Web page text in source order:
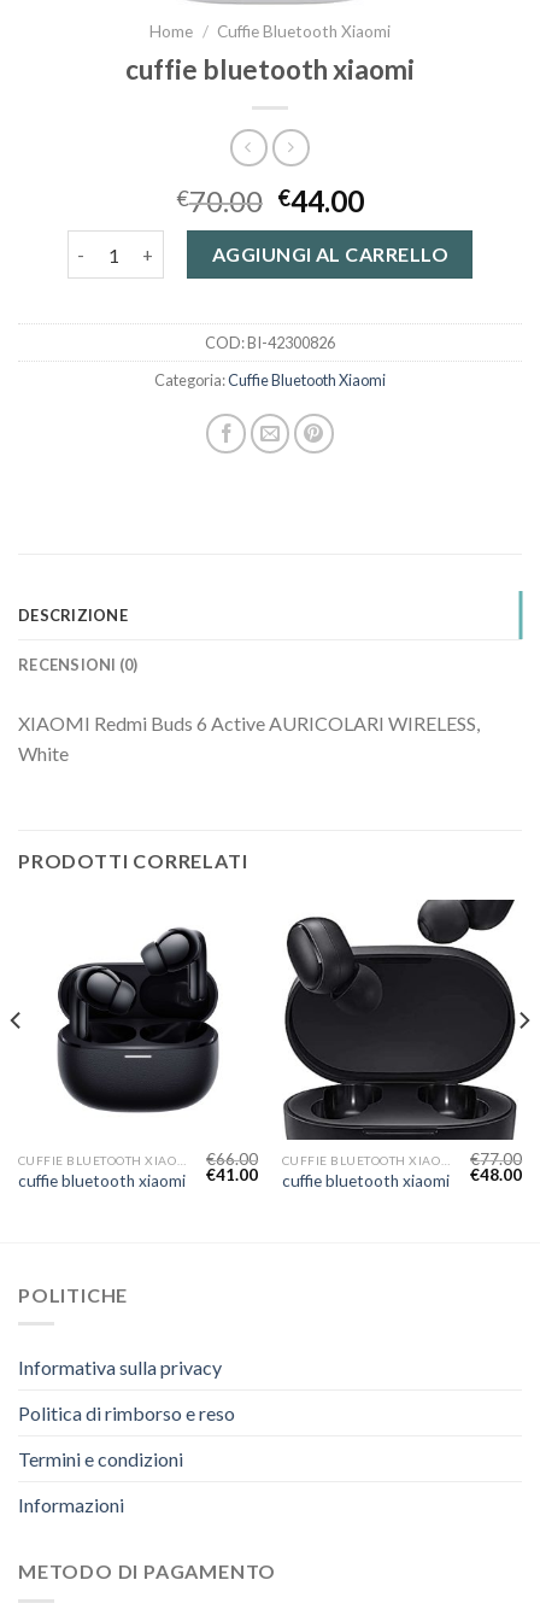
Home / Cuffie Bluetooth Xiaomi
cuffie bluetooth xiaomi
€70.00 €44.00
AGGIUNGI AL CARRELLO
COD:BI-42300826
Categoria:Cuffie Bluetooth Xiaomi
DESCRIZIONE
RECENSIONI (0)
XIAOMI Redmi Buds 6 Active AURICOLARI WIRELESS,
White
PRODOTTI CORRELATI
cuffie bluetooth xiaomi
€66.00
€41.00 cuffie bluetooth xiaomi
€77.00
€48.00
POLITICHE
Informativa sulla privacy
Politica di rimborso e reso
Termini e condizioni
Informazioni
METODO DI PAGAMENTO